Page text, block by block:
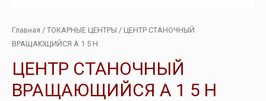
Главная / ТОКАРНЫЕ ЦЕНТРЫ / ЦЕНТР СТАНОЧНЫЙ
ВРАЩАЮЩИЙСЯ А 1 5 Н
ЦЕНТР СТАНОЧНЫЙ
ВРАЩАЮЩИЙСЯ А 1 5 Н